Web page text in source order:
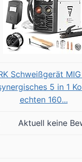
Schweißgerät
5 in 1
echten 160...
Aktuell keine